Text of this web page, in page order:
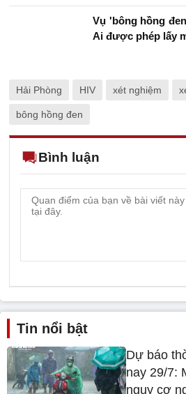
Vụ 'bông hồng
Ai được phép lấy
Hải Phòng HIV xét nghiệm
bông hồng đen
Bình luận
Tin nổi bật
Dự báo
nay 29/7:
nguy cơ